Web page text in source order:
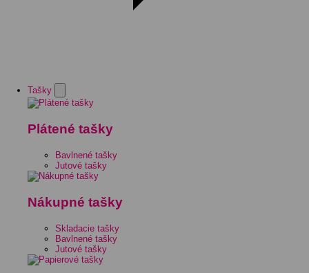
Tašky
Plátené tašky
Bavlnené tašky
Jutové tašky
Nákupné tašky
Skladacie tašky
Bavlnené tašky
Jutové tašky